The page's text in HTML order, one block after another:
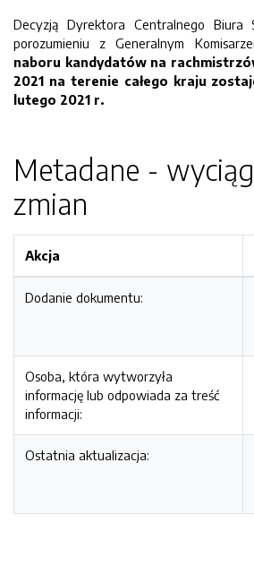
Decyzją Dyrektora Centralnego Biura
porozumieniu z Generalnym
naboru kandydatów na
2021 na terenie całego kraju
lutego 2021 r.
Metadane -
zmian
Akcja
Dodanie dokumentu:
Osoba, która wytworzyła
informację lub odpowiada za treść
informacji:
Ostatnia aktualizacja: